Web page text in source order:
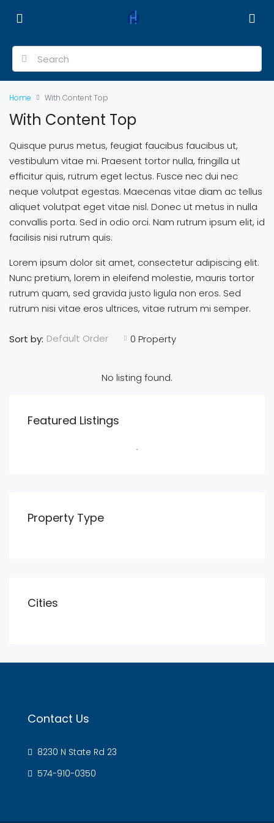
Home With Content Top
With Content Top
Quisque purus metus, feugiat faucibus faucibus ut,
vestibulum vitae mi. Praesent tortor nulla, fringilla ut
efficitur quis, rutrum eget lectus. Fusce nec dui nec
neque volutpat egestas. Maecenas vitae diam ac tellus
aliquet volutpat eget vitae nisl. Donec ut metus in nulla
convallis porta. Sed in odio orci. Nam rutrum ipsum elit, id
facilisis nisi rutrum quis.
Lorem ipsum dolor sit amet, consectetur adipiscing elit.
Nunc pretium, lorem in eleifend molestie, mauris tortor
rutrum quam, sed gravida justo ligula non eros. Sed
rutrum nisi vitae eros ultrices, vitae rutrum mi semper.
0 Property
Sort by: Default Order
No listing found.
Featured Listings
Property Type
Cities
Contact Us
8230 N State Rd 23
574-910-0350